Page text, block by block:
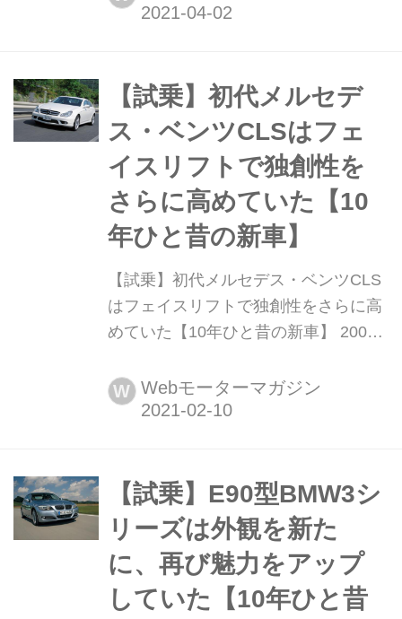
型登場(2004年)からこんなに短期間の
いものだった。ここでは上陸間もなく
行われた新しい911カレラと911カレラ
Sの試乗テス...
【試乗】初代メルセデ
ス・ベンツCLSはフェ
イスリフトで独創性を
さらに高めていた【10
年ひと昔の新車】
【試乗】初代メルセデス・ベンツCLS
はフェイスリフトで独創性をさらに高
めていた【10年ひと昔の新車】 2004
ルセデス・ベンツCLSが、2008年には
初めての大幅なフェイスリフトを受け
たCLS350を早速フルテスト。今回は
その時の模様をを振り返ってみよう。
(以下の試...
W Webモーターマガジン
【試乗】E90型BMW3シ
リーズは外観を新た
に、再び魅力をアップ
していた【10年ひと昔